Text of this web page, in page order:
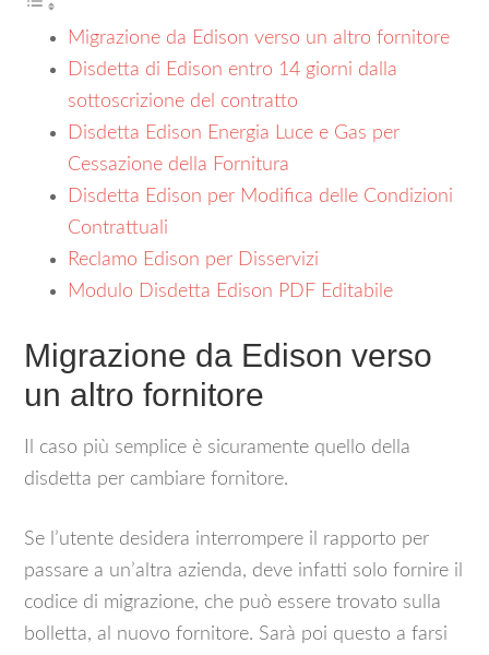
Migrazione da Edison verso un altro fornitore
Disdetta di Edison entro 14 giorni dalla
sottoscrizione del contratto
Disdetta Edison Energia Luce e Gas per
Cessazione della Fornitura
Disdetta Edison per Modifica delle Condizioni
Contrattuali
Reclamo Edison per Disservizi
Modulo Disdetta Edison PDF Editabile
Migrazione da Edison verso
un altro fornitore
Il caso più semplice è sicuramente quello della
disdetta per cambiare fornitore.
Se l’utente desidera interrompere il rapporto per
passare a un’altra azienda, deve infatti solo fornire il
codice di migrazione, che può essere trovato sulla
bolletta, al nuovo fornitore. Sarà poi questo a farsi